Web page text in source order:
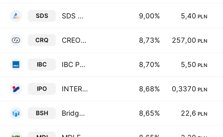
SDS SDS Optic Spolka Akcyjna 9,00% 5,40 PLN
CRQ CREOTECH QUANTUM S.A 8,73% 257,00 PLN
IBC IBC Polska F&P SA 8,70% 5,50 PLN
IPO INTERSPORT Polska S.A. 8,68% 0,3370 PLN
BSH Bridge Solutions Hub S.A. 8,65% 22,6 PLN